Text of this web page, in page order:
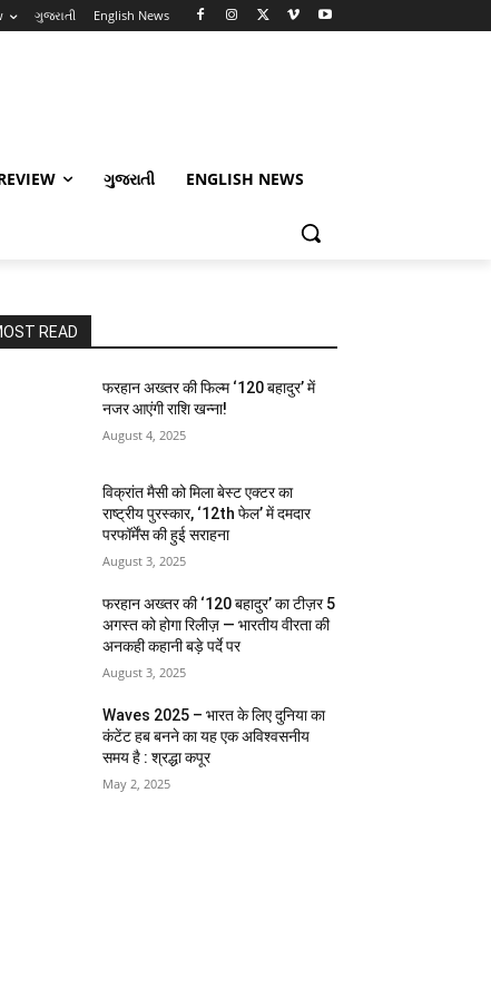
ગુજરાતી English News
ગુજરાતી ENGLISH NEWS
READ
फरहान अख्तर की फिल्म ‘120 बहादुर’ में
नजर आएंगी राशि खन्ना!
August 4, 2025
विक्रांत मैसी को मिला बेस्ट एक्टर का
राष्ट्रीय पुरस्कार, ‘12th फेल’ में दमदार
परफॉर्मेंस की हुई सराहना
August 3, 2025
फरहान अख्तर की ‘120 बहादुर’ का टीज़र 5
अगस्त को होगा रिलीज़ — भारतीय वीरता की
अनकही कहानी बड़े पर्दे पर
August 3, 2025
Waves 2025 – भारत के लिए दुनिया का
कंटेंट हब बनने का यह एक अविश्वसनीय
समय है : श्रद्धा कपूर
May 2, 2025